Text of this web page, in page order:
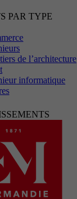
PAR TYPE
de l’architecture
informatique